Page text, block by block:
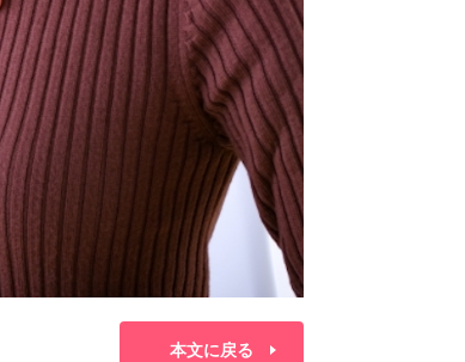
本文に戻る